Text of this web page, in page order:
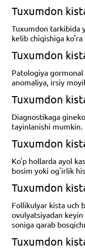
Tuxumdon
Tuxumdon tarkibida
kelib chiqishiga
Tuxumdon
Patologiya
anomaliya, irsiy
Tuxumdon
Diagnostikaga
tayinlanishi mumkin.
Tuxumdon
Ko'p hollarda ayol
bosim yoki og'irlik
Tuxumdon
Follikulyar kista uch
ovulyatsiyadan
soniga qarab
Tuxumdon